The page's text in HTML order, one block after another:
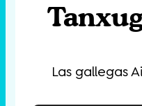
Las gallegas